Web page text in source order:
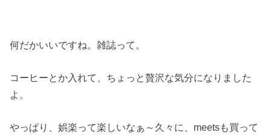
何だかいいですね。雑誌って。
コーヒーとか入れて、ちょっと贅沢な気分になりました
よ。
やっぱり、娯楽って楽しいなぁ～久々に、meetsも買って